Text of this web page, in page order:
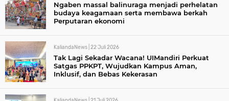
Ngaben massal balinuraga menjadi perhelatan
budaya keagamaan serta membawa berkah
Perputaran ekonomi
KaliandaNews | 22 Juli 2026
Tak Lagi Sekadar Wacana! UIMandiri Perkuat
Satgas PPKPT, Wujudkan Kampus Aman,
Inklusif, dan Bebas Kekerasan